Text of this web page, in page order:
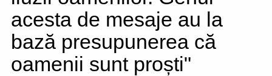
acesta de mesaje au la
bază presupunerea că
oamenii sunt proști"